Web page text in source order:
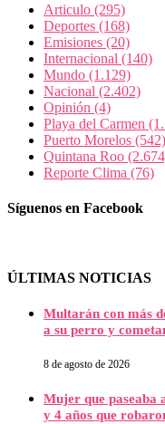
Articulo (295)
Deportes (168)
Emisiones (20)
Internacional (140)
Mundo (1.129)
Nacional (2.402)
Opinión (4)
Playa del Carmen
Puerto Morelos (542)
Quintana Roo
Reporte Clima (76)
Síguenos en Facebook
ÚLTIMAS NOTICIAS
Multarán con más
a su perro y
8 de agosto de 2026
Mujer que paseaba
y 4 años que